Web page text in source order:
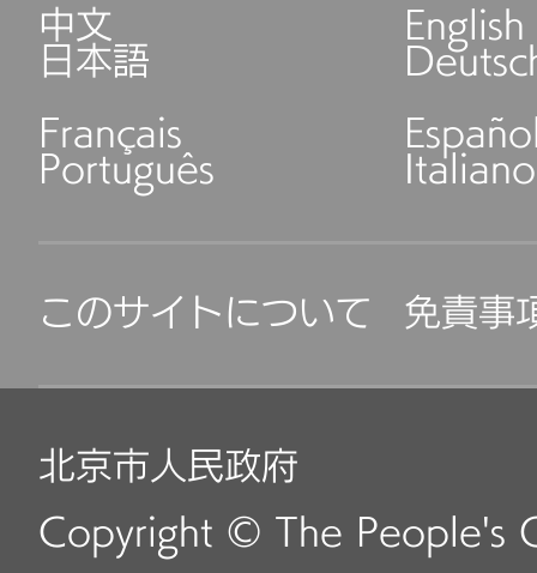
中文 English
日本語
Français
Português Italiano
このサイトについて 免責事
北京市人民政府
Copyright © The People's